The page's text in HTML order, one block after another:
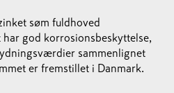
søm fuldhoved
god korrosionsbeskyttelse,
sammenlignet
er fremstillet i Danmark.